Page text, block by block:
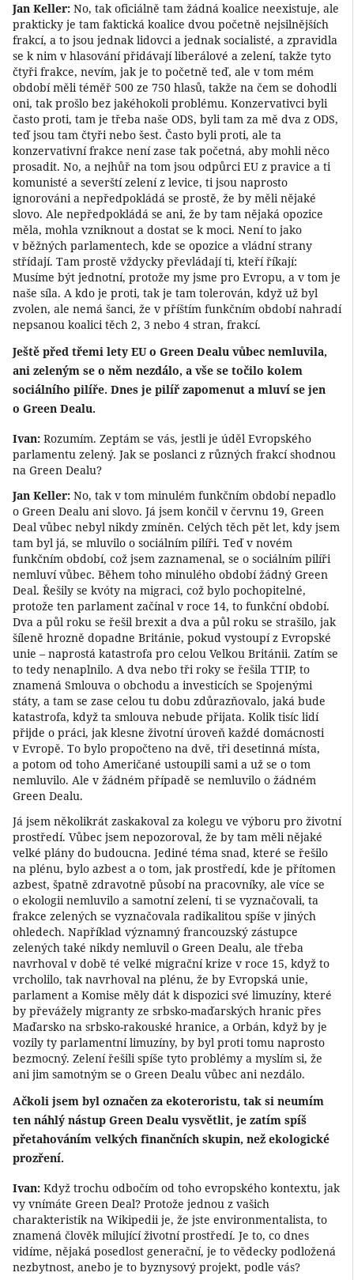
Jan Keller: No, tak oficiálně tam žádná koalice neexistuje, ale
prakticky je tam faktická koalice dvou početně nejsilnějších
frakcí, a to jsou jednak lidovci a jednak socialisté, a zpravidla
se k nim v hlasování přidávají liberálové a zelení, takže tyto
čtyři frakce, nevím, jak je to početně teď, ale v tom mém
období měli téměř 500 ze 750 hlasů, takže na čem se dohodli
oni, tak prošlo bez jakéhokoli problému. Konzervativci byli
často proti, tam je třeba naše ODS, byli tam za mě dva z ODS,
teď jsou tam čtyři nebo šest. Často byli proti, ale ta
konzervativní frakce není zase tak početná, aby mohli něco
prosadit. No, a nejhůř na tom jsou odpůrci EU z pravice a ti
komunisté a severští zelení z levice, ti jsou naprosto
ignorováni a nepředpokládá se prostě, že by měli nějaké
slovo. Ale nepředpokládá se ani, že by tam nějaká opozice
měla, mohla vzniknout a dostat se k moci. Není to jako
v běžných parlamentech, kde se opozice a vládní strany
střídají. Tam prostě vždycky převládají ti, kteří říkají:
Musíme být jednotní, protože my jsme pro Evropu, a v tom je
naše síla. A kdo je proti, tak je tam tolerován, když už byl
zvolen, ale nemá šanci, že v příštím funkčním období nahradí
nepsanou koalici těch 2, 3 nebo 4 stran, frakcí.
Ještě před třemi lety EU o Green Dealu vůbec nemluvila,
ani zeleným se o něm nezdálo, a vše se točilo kolem
sociálního pilíře. Dnes je pilíř zapomenut a mluví se jen
o Green Dealu.
Ivan: Rozumím. Zeptám se vás, jestli je úděl Evropského
parlamentu zelený. Jak se poslanci z různých frakcí shodnou
na Green Dealu?
Jan Keller: No, tak v tom minulém funkčním období nepadlo
o Green Dealu ani slovo. Já jsem končil v červnu 19, Green
Deal vůbec nebyl nikdy zmíněn. Celých těch pět let, kdy jsem
tam byl já, se mluvilo o sociálním pilíři. Teď v novém
funkčním období, což jsem zaznamenal, se o sociálním pilíři
nemluví vůbec. Během toho minulého období žádný Green
Deal. Řešily se kvóty na migraci, což bylo pochopitelné,
protože ten parlament začínal v roce 14, to funkční období.
Dva a půl roku se řešil brexit a dva a půl roku se strašilo, jak
šíleně hrozně dopadne Británie, pokud vystoupí z Evropské
unie – naprostá katastrofa pro celou Velkou Británii. Zatím se
to tedy nenaplnilo. A dva nebo tři roky se řešila TTIP, to
znamená Smlouva o obchodu a investicích se Spojenými
státy, a tam se zase celou tu dobu zdůrazňovalo, jaká bude
katastrofa, když ta smlouva nebude přijata. Kolik tisíc lidí
přijde o práci, jak klesne životní úroveň každé domácnosti
v Evropě. To bylo propočteno na dvě, tři desetinná místa,
a potom od toho Američané ustoupili sami a už se o tom
nemluvilo. Ale v žádném případě se nemluvilo o žádném
Green Dealu.
Já jsem několikrát zaskakoval za kolegu ve výboru pro životní
prostředí. Vůbec jsem nepozoroval, že by tam měli nějaké
velké plány do budoucna. Jediné téma snad, které se řešilo
na plénu, bylo azbest a o tom, jak prostředí, kde je přítomen
azbest, špatně zdravotně působí na pracovníky, ale více se
o ekologii nemluvilo a samotní zelení, ti se vyznačovali, ta
frakce zelených se vyznačovala radikalitou spíše v jiných
ohledech. Například významný francouzský zástupce
zelených také nikdy nemluvil o Green Dealu, ale třeba
navrhoval v době té velké migrační krize v roce 15, když to
vrcholilo, tak navrhoval na plénu, že by Evropská unie,
parlament a Komise měly dát k dispozici své limuzíny, které
by převážely migranty ze srbsko-maďarských hranic přes
Maďarsko na srbsko-rakouské hranice, a Orbán, když by je
vozily ty parlamentní limuzíny, by byl proti tomu naprosto
bezmocný. Zelení řešili spíše tyto problémy a myslím si, že
ani jim samotným se o Green Dealu vůbec ani nezdálo.
Ačkoli jsem byl označen za ekoteroristu, tak si neumím
ten náhlý nástup Green Dealu vysvětlit, je zatím spíš
přetahováním velkých finančních skupin, než ekologické
prozření.
Ivan: Když trochu odbočím od toho evropského kontextu, jak
vy vnímáte Green Deal? Protože jednou z vašich
charakteristik na Wikipedii je, že jste environmentalista, to
znamená člověk milující životní prostředí. Je to, co dnes
vidíme, nějaká posedlost generační, je to vědecky podložená
nezbytnost, anebo je to byznysový projekt, podle vás?